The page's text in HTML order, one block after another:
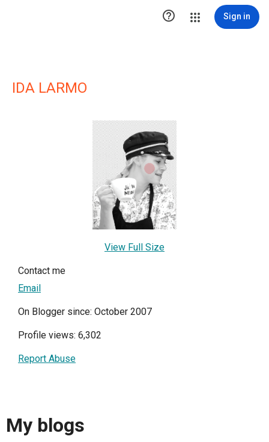
 Sign in
IDA LARMO
View Full Size
Contact me
Email
On Blogger since: October 2007
Profile views: 6,302
Report Abuse
My blogs